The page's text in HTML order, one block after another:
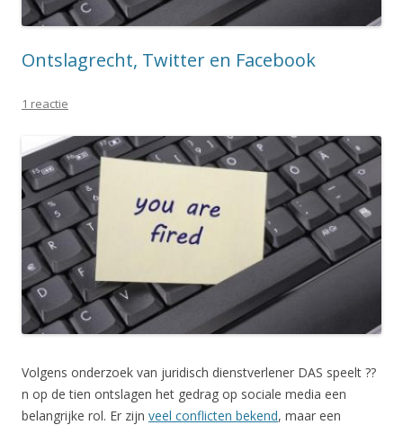
Ontslagrecht, Twitter en Facebook
1 reactie
Volgens onderzoek van juridisch dienstverlener DAS speelt ??
n op de tien ontslagen het gedrag op sociale media een
belangrijke rol. Er zijn veel conflicten bekend, maar een